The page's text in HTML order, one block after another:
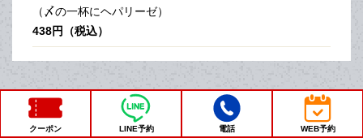
（〆の一杯にヘパリーゼ）
438円（税込）
□■□ ソフトドリン
クーポン LINE予約 電話 WEB予約